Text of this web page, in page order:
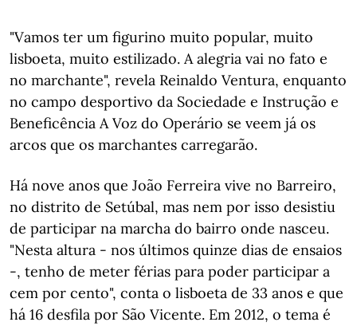
"Vamos ter um figurino muito popular, muito
lisboeta, muito estilizado. A alegria vai no fato e
no marchante", revela Reinaldo Ventura, enquanto
no campo desportivo da Sociedade e Instrução e
Beneficência A Voz do Operário se veem já os
arcos que os marchantes carregarão.
Há nove anos que João Ferreira vive no Barreiro,
no distrito de Setúbal, mas nem por isso desistiu
de participar na marcha do bairro onde nasceu.
"Nesta altura - nos últimos quinze dias de ensaios
-, tenho de meter férias para poder participar a
cem por cento", conta o lisboeta de 33 anos e que
há 16 desfila por São Vicente. Em 2012, o tema é